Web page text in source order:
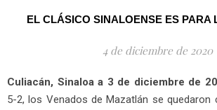
EL CLÁSICO SINALOENSE ES PARA
4 de diciembre de 2020
Culiacán, Sinaloa a 3 de diciembre de
5-2, los Venados de Mazatlán se